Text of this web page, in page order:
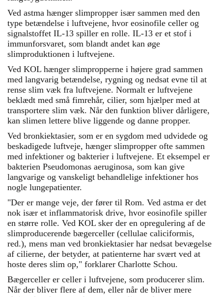
Ved astma hænger slimpropper især sammen med den
type betændelse i luftvejene, hvor eosinofile celler og
signalstoffet IL-13 spiller en rolle. IL-13 er et stof i
immunforsvaret, som blandt andet kan øge
slimproduktionen i luftvejene.
Ved KOL hænger slimpropperne i højere grad sammen
med langvarig betændelse, rygning og nedsat evne til at
rense slim væk fra luftvejene. Normalt er luftvejene
beklædt med små fimrehår, cilier, som hjælper med at
transportere slim væk. Når den funktion bliver dårligere,
kan slimen lettere blive liggende og danne propper.
Ved bronkiektasier, som er en sygdom med udvidede og
beskadigede luftveje, hænger slimpropper ofte sammen
med infektioner og bakterier i luftvejene. Et eksempel er
bakterien Pseudomonas aeruginosa, som kan give
langvarige og vanskeligt behandlelige infektioner hos
nogle lungepatienter.
"Der er mange veje, der fører til Rom. Ved astma er det
nok især et inflammatorisk drive, hvor eosinofile spiller
en større rolle. Ved KOL sker der en opregulering af de
slimproducerende bægerceller (cellulae caliciformis,
red.), mens man ved bronkiektasier har nedsat bevægelse
af cilierne, der betyder, at patienterne har svært ved at
hoste deres slim op," forklarer Charlotte Schou.
Bægerceller er celler i luftvejene, som producerer slim.
Når der bliver flere af dem, eller når de bliver mere